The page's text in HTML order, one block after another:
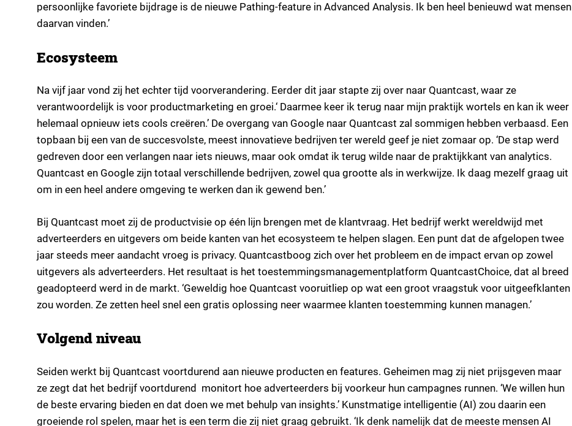
persoonlijke favoriete bijdrage is de nieuwe Pathing-feature in Advanced Analysis. Ik ben heel benieuwd wat mensen
daarvan vinden.’
Ecosysteem
Na vijf jaar vond zij het echter tijd voorverandering. Eerder dit jaar stapte zij over naar Quantcast, waar ze
verantwoordelijk is voor productmarketing en groei.‘ Daarmee keer ik terug naar mijn praktijk wortels en kan ik weer
helemaal opnieuw iets cools creëren.’ De overgang van Google naar Quantcast zal sommigen hebben verbaasd. Een
topbaan bij een van de succesvolste, meest innovatieve bedrijven ter wereld geef je niet zomaar op. ‘De stap werd
gedreven door een verlangen naar iets nieuws, maar ook omdat ik terug wilde naar de praktijkkant van analytics.
Quantcast en Google zijn totaal verschillende bedrijven, zowel qua grootte als in werkwijze. Ik daag mezelf graag uit
om in een heel andere omgeving te werken dan ik gewend ben.’
Bij Quantcast moet zij de productvisie op één lijn brengen met de klantvraag. Het bedrijf werkt wereldwijd met
adverteerders en uitgevers om beide kanten van het ecosysteem te helpen slagen. Een punt dat de afgelopen twee
jaar steeds meer aandacht vroeg is privacy. Quantcastboog zich over het probleem en de impact ervan op zowel
uitgevers als adverteerders. Het resultaat is het toestemmingsmanagementplatform QuantcastChoice, dat al breed
geadopteerd werd in de markt. ‘Geweldig hoe Quantcast vooruitliep op wat een groot vraagstuk voor uitgeefklanten
zou worden. Ze zetten heel snel een gratis oplossing neer waarmee klanten toestemming kunnen managen.’
Volgend niveau
Seiden werkt bij Quantcast voortdurend aan nieuwe producten en features. Geheimen mag zij niet prijsgeven maar
ze zegt dat het bedrijf voortdurend monitort hoe adverteerders bij voorkeur hun campagnes runnen. ‘We willen hun
de beste ervaring bieden en dat doen we met behulp van insights.’ Kunstmatige intelligentie (AI) zou daarin een
groeiende rol spelen, maar het is een term die zij niet graag gebruikt. ‘Ik denk namelijk dat de meeste mensen AI